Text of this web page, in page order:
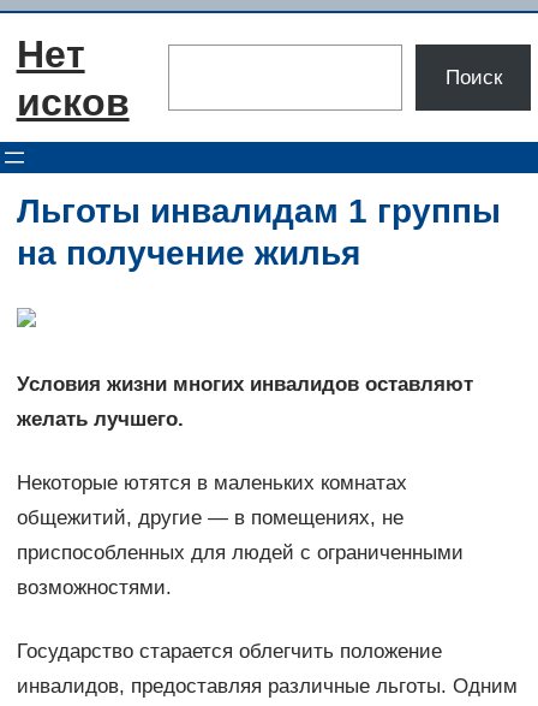
Перейти
Нет
исков
Поиск
Льготы инвалидам 1 группы
на получение жилья
Условия жизни многих инвалидов оставляют
желать лучшего.
Некоторые ютятся в маленьких комнатах
общежитий, другие — в помещениях, не
приспособленных для людей с ограниченными
возможностями.
Государство старается облегчить положение
инвалидов, предоставляя различные льготы. Одним